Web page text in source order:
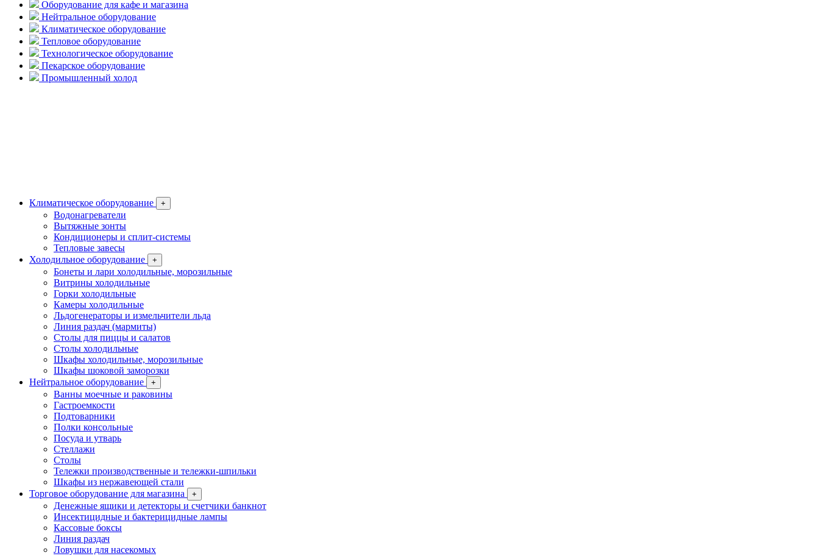
Оборудование для кафе и магазина
Нейтральное оборудование
Климатическое оборудование
Тепловое оборудование
Технологическое оборудование
Пекарское оборудование
Промышленный холод
Климатическое оборудование +
Водонагреватели
Вытяжные зонты
Кондиционеры и сплит-системы
Тепловые завесы
Холодильное оборудование
+
Бонеты и лари холодильные, морозильные
Витрины холодильные
Горки холодильные
Камеры холодильные
Льдогенераторы и измельчители льда
Линия раздач (мармиты)
Столы для пиццы и салатов
Столы холодильные
Шкафы холодильные, морозильные
Шкафы шоковой заморозки
Нейтральное оборудование
+
Ванны моечные и раковины
Гастроемкости
Подтоварники
Полки консольные
Посуда и утварь
Стеллажи
Столы
Тележки производственные и тележки-шпильки
Шкафы из нержавеющей стали
Торговое оборудование для магазина
+
Денежные ящики и детекторы и счетчики банкнот
Инсектицидные и бактерицидные лампы
Кассовые боксы
Линия раздач
Ловушки для насекомых